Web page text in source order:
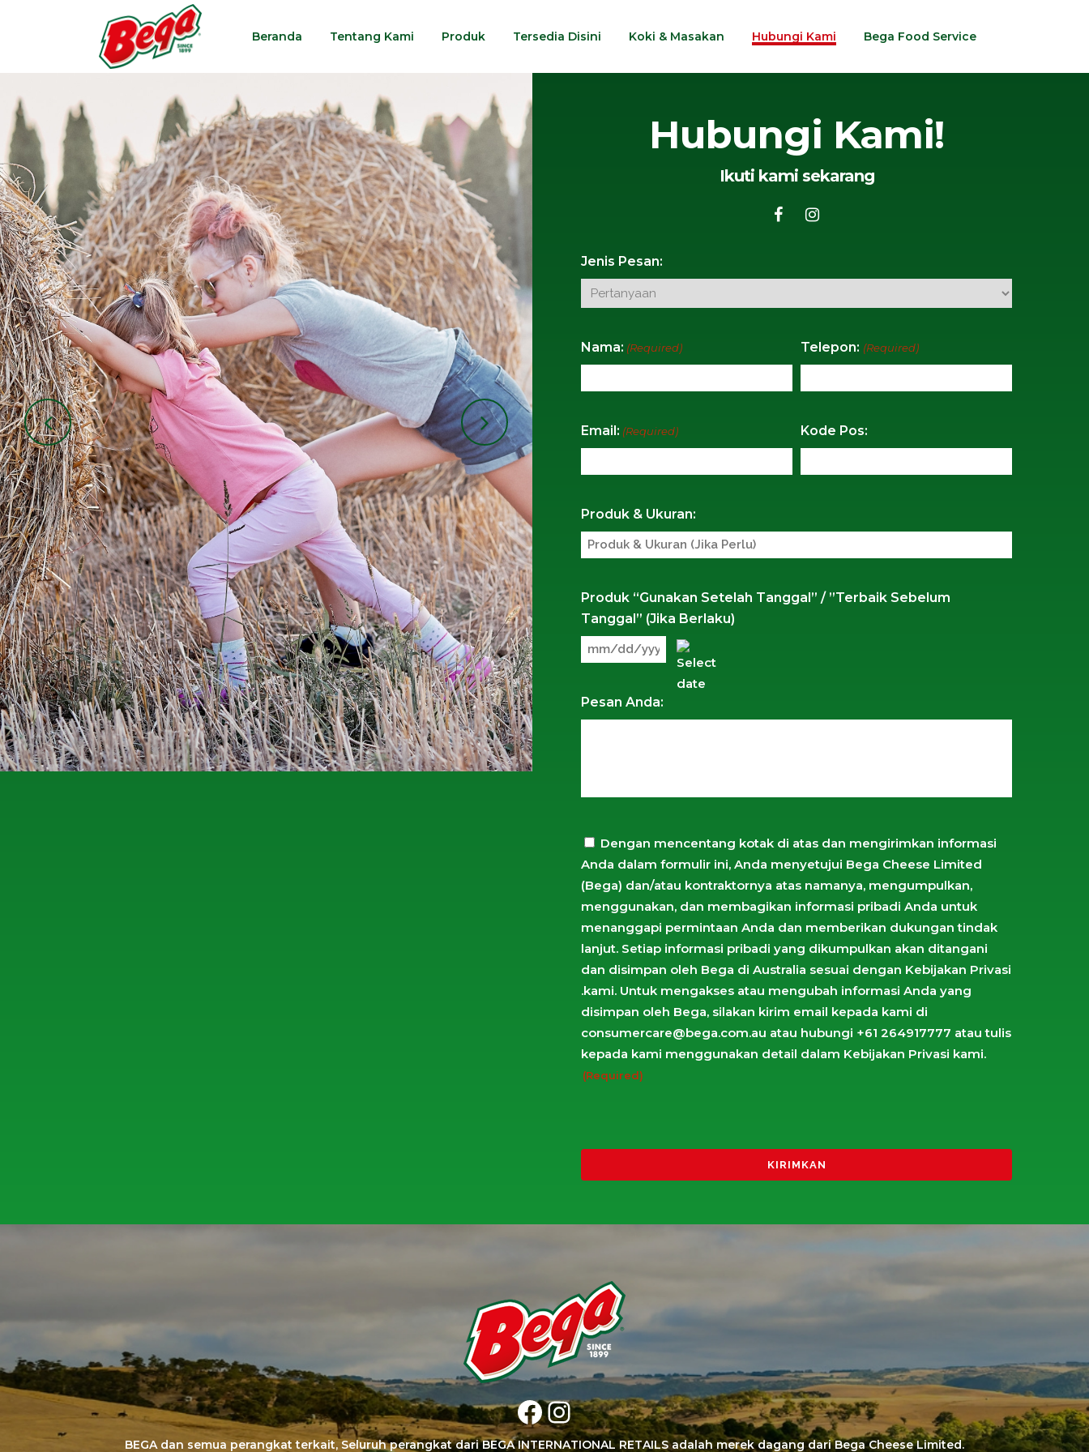
Beranda Tentang Kami Produk Tersedia Disini Koki & Masakan Hubungi Kami Bega Food Service
Hubungi Kami!
Ikuti kami sekarang
Jenis Pesan:
Nama: (Required) Telepon: (Required)
Email: (Required) Kode Pos:
Produk & Ukuran:
Produk “Gunakan Setelah Tanggal” / ”Terbaik Sebelum
Tanggal” (Jika Berlaku)
MM
DD
slash
Pesan Anda:
Consent
(Required)
Dengan mencentang kotak di atas dan mengirimkan informasi
Anda dalam formulir ini, Anda menyetujui Bega Cheese Limited
(Bega) dan/atau kontraktornya atas namanya, mengumpulkan,
menggunakan, dan membagikan informasi pribadi Anda untuk
menanggapi permintaan Anda dan memberikan dukungan tindak
lanjut. Setiap informasi pribadi yang dikumpulkan akan ditangani
dan disimpan oleh Bega di Australia sesuai dengan Kebijakan Privasi
.kami. Untuk mengakses atau mengubah informasi Anda yang
disimpan oleh Bega, silakan kirim email kepada kami di
consumercare@bega.com.au atau hubungi +61 264917777 atau tulis
kepada kami menggunakan detail dalam Kebijakan Privasi kami.
(Required)
Facebook
Instagram
BEGA dan semua perangkat terkait, Seluruh perangkat dari BEGA INTERNATIONAL RETAILS adalah merek dagang dari Bega Cheese Limited.